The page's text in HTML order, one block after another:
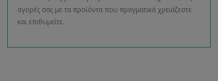
αγορές σας με τα προϊόντα που πραγματικά χρειάζεστε
και επιθυμείτε.